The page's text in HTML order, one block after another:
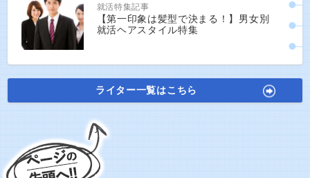
就活特集記事
【第一印象は髪型で決まる！】男女別
就活ヘアスタイル特集
ライター一覧はこちら